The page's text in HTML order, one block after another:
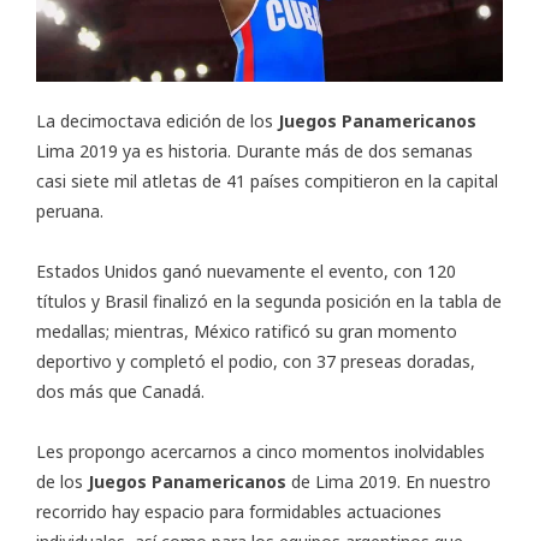
La decimoctava edición de los Juegos Panamericanos
Lima 2019 ya es historia. Durante más de dos semanas
casi siete mil atletas de 41 países compitieron en la capital
peruana.
Estados Unidos ganó nuevamente el evento, con 120
títulos y Brasil finalizó en la segunda posición en la tabla de
medallas; mientras, México ratificó su gran momento
deportivo y completó el podio, con 37 preseas doradas,
dos más que Canadá.
Les propongo acercarnos a cinco momentos inolvidables
de los Juegos Panamericanos de Lima 2019. En nuestro
recorrido hay espacio para formidables actuaciones